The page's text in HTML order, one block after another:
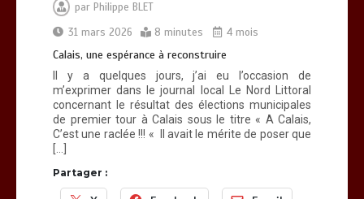
par Philippe BLET
31 mars 2026
8 minutes 4 mois
Calais, une espérance à reconstruire
Il y a quelques jours, j’ai eu l’occasion de
m’exprimer dans le journal local Le Nord Littoral
concernant le résultat des élections municipales
de premier tour à Calais sous le titre « A Calais,
C’est une raclée !!! « Il avait le mérite de poser que
Partager :